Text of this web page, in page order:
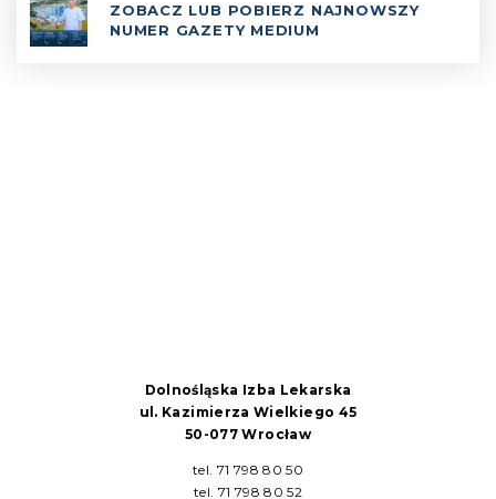
ZOBACZ LUB POBIERZ NAJNOWSZY
NUMER GAZETY MEDIUM
Dolnośląska Izba Lekarska
ul. Kazimierza Wielkiego 45
50-077 Wrocław
tel. 71 798 80 50
tel. 71 798 80 52